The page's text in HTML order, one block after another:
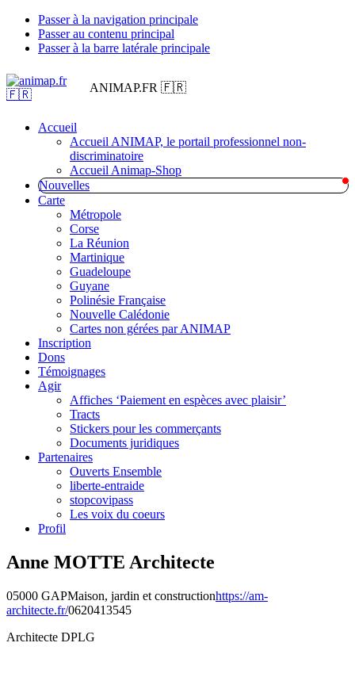
Passer à la navigation principale
Passer au contenu principal
Passer à la barre latérale principale
ANIMAP.FR 🇫🇷
Accueil
Accueil ANIMAP, le portail professionnel non-
discriminatoire
Accueil Animap-Shop
Nouvelles
Carte
Métropole
Corse
La Réunion
Martinique
Guadeloupe
Guyane
Polinésie Française
Nouvelle Calédonie
Cartes non gérées par ANIMAP
Inscription
Dons
Témoignages
Agir
Affiches ‘Paiement en espèces avec plaisir’
Tracts
Stickers pour les commerçants
Documents juridiques
Partenaires
Ouverts Ensemble
liberte-entraide
stopcovipass
Les voix du coeurs
Profil
Anne MOTTE Architecte
05000 GAPMaison, jardin et constructionhttps://am-
architecte.fr/0620413545
Architecte DPLG